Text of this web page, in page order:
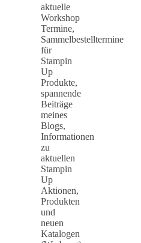
aktuelle
Workshop
Termine,
Sammelbestelltermine
für
Stampin
Up
Produkte,
spannende
Beiträge
meines
Blogs,
Informationen
zu
aktuellen
Stampin
Up
Aktionen,
Produkten
und
neuen
Katalogen